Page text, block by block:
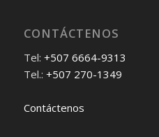
CONTÁCTENOS
Tel: +507 6664-9313
Tel.: +507 270-1349
Contáctenos